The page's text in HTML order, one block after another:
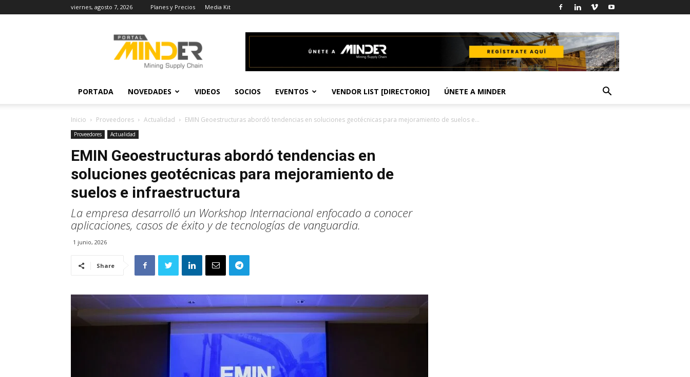
viernes, agosto 7, 2026 Planes y Precios Media Kit
Actualidad
Minera
PORTADA NOVEDADES VIDEOS SOCIOS EVENTOS VENDOR LIST [DIRECTORIO] ÚNETE A MINDER
Inicio Proveedores Actualidad EMIN Geoestructuras abordó tendencias en soluciones geotécnicas para mejoramiento de suelos e...
Proveedores Actualidad
EMIN Geoestructuras abordó tendencias en
soluciones geotécnicas para mejoramiento de
suelos e infraestructura
La empresa desarrolló un Workshop Internacional enfocado a conocer
aplicaciones, casos de éxito y de tecnologías de vanguardia.
1 junio, 2026
Share